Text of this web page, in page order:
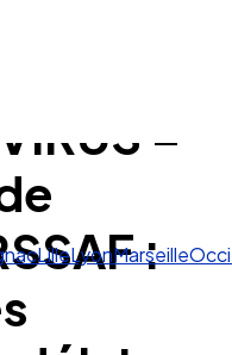
LilleLyonMarseille
–
: